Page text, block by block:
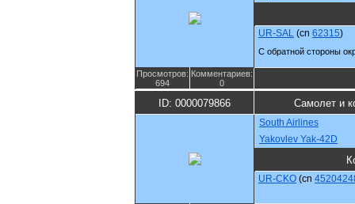
UR-SAL (cn 62315)
С обратной стороны
Просмотров:
694
Комментариев:
0
ID: 0000079866 Самолет и
South Airlines
Yakovlev Yak-42D
UR-CKO (cn